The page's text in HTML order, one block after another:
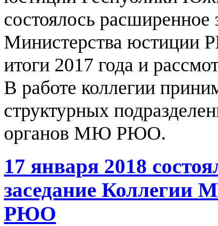
состоялось расширенное
Министерства юстиции
итоги 2017 года и
В работе коллегии
структурных
органов МЮ РЮО.
17 января 2018
заседание Коллегии
PЮO